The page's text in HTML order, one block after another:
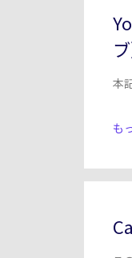
本
も